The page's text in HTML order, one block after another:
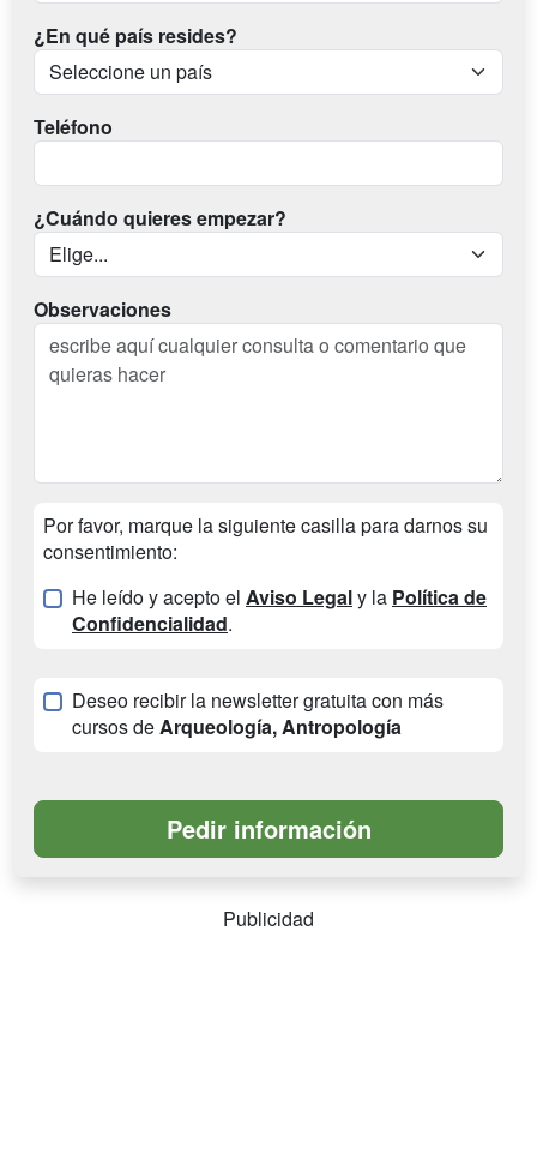
¿En qué país resides?
Teléfono
¿Cuándo quieres empezar?
Observaciones
Por favor, marque la siguiente casilla para darnos su
consentimiento:
He leído y acepto el Aviso Legaly la Política de
Confidencialidad.
Deseo recibir la newsletter gratuita con más
cursos deArqueología, Antropología
Publicidad